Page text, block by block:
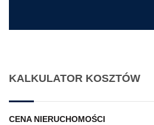
KALKULATOR KOSZTÓW
CENA NIERUCHOMOŚCI